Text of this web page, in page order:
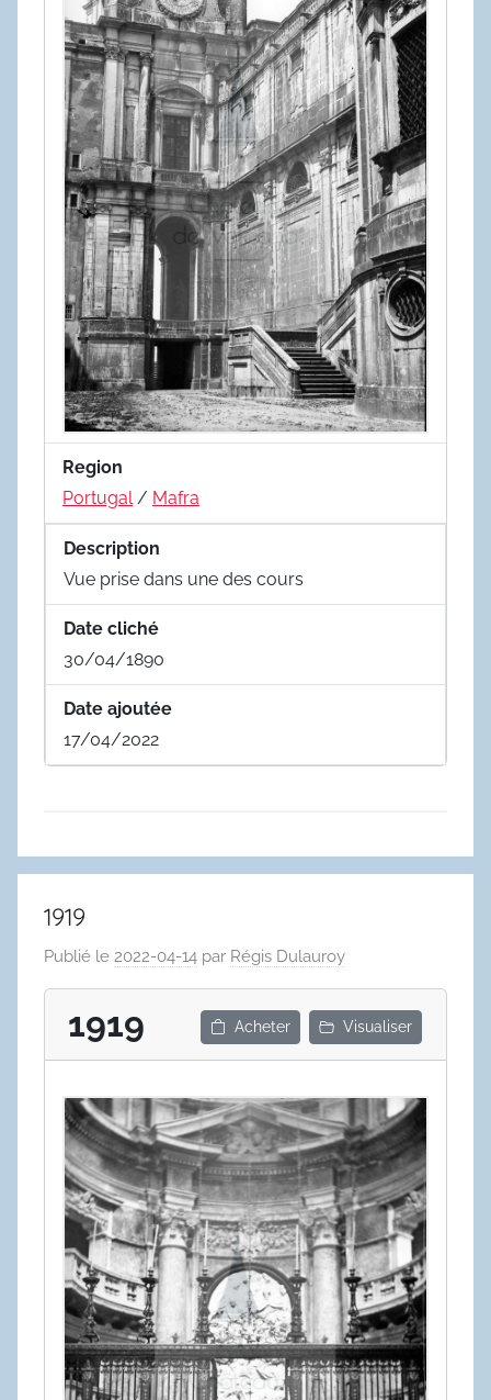
Region
Portugal/ Mafra
Description
Vue prise dans une des cours
Date cliché
30/04/1890
Date ajoutée
17/04/2022
1919
Publié le 2022-04-14 par Régis Dulauroy
1919 Acheter Visualiser